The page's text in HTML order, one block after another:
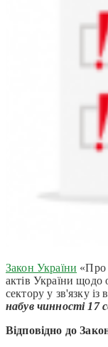
Закон України «Про
актів України щодо
сектору у зв'язку
набув чинності 17
Відповідно до